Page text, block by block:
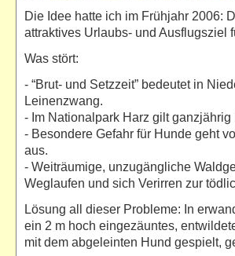
Die Idee hatte ich im Frühjahr 2006:
attraktives Urlaubs- und Ausflugsziel
Was stört:
- “Brut- und Setzzeit” bedeutet in
Leinenzwang.
- Im Nationalpark Harz gilt
- Besondere Gefahr für Hunde geht
aus.
- Weiträumige, unzugängliche
Weglaufen und sich Verirren zur
Lösung all dieser Probleme: In
ein 2 m hoch eingezäuntes,
mit dem abgeleinten Hund gespielt,